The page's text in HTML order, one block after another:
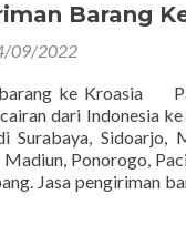
Barang
09/2022
barang ke Kroasia
cairan dari Indonesia
Sidoarjo,
Ponorogo,
Jasa pengiriman